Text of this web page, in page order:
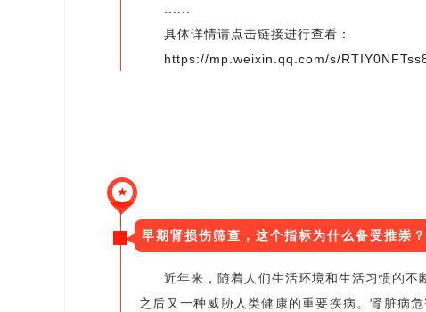
......
具体详情请点击链接进行查看：
https://mp.weixin.qq.com/s/
★
早期肾损伤筛查，这个指标为什么备受推崇？
近年来，随着人们生活环境和生活习惯的
之后又一种威胁人类健康的重要疾病。肾脏病